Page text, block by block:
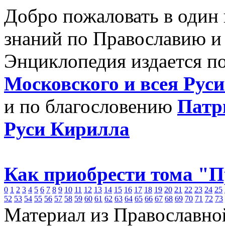
Добро пожаловать в
знаний по Православию
Энциклопедия издается
Московского и всея
и по благословению
Руси Кирилла
Как приобрести тома
0 1 2 3 4 5 6 7 8 9 10 11 12 13 14 15 16 17 18 19 20 21 22 23 24 25
52 53 54 55 56 57 58 59 60 61 62 63 64 65 66 67 68 69 70 71 72 73
Материал из